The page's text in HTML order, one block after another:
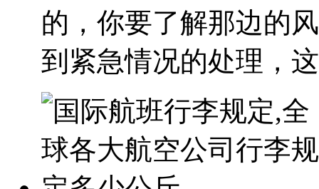
的，你要了解那边的
到紧急情况的处理，